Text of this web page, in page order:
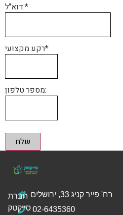
דוא"ל:*
רקע מקצועי*
מספר טלפון:
שלח
רח' פייר קניג 33, ירושלים
02-6435360
חברת
סייקטק